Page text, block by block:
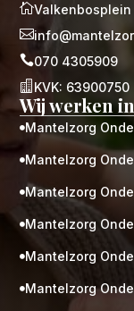
Valkenbosplein

070 4305909
 KVK: 63900750
Wij werken
Mantelzorg
Mantelzorg
Mantelzorg
Mantelzorg
Mantelzorg
Mantelzorg